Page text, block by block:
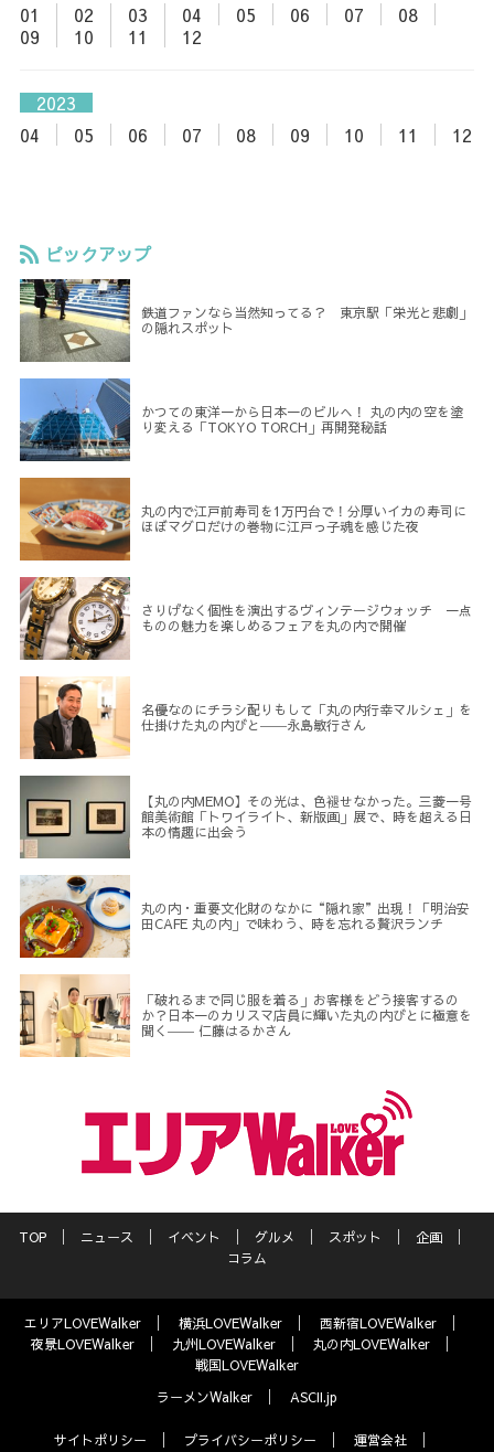
01
02 03 04 05 06 07
08
09
10 11 12
2023
04
05 06 07 08 09 10 11 12
ピックアップ
鉄道ファンなら当然知ってる？ 東京駅「栄光と悲劇」
の隠れスポット
かつての東洋一から日本一のビルへ！ 丸の内の空を塗
り変える「TOKYO TORCH」再開発秘話
丸の内で江戸前寿司を1万円台で！分厚いイカの寿司に
ほぼマグロだけの巻物に江戸っ子魂を感じた夜
さりげなく個性を演出するヴィンテージウォッチ 一点
ものの魅力を楽しめるフェアを丸の内で開催
名優なのにチラシ配りもして「丸の内行幸マルシェ」を
仕掛けた丸の内びと――永島敏行さん
【丸の内MEMO】その光は、色褪せなかった。三菱一号
館美術館「トワイライト、新版画」展で、時を超える日
本の情趣に出会う
丸の内・重要文化財のなかに“隠れ家”出現！「明治安
田CAFE 丸の内」で味わう、時を忘れる贅沢ランチ
「破れるまで同じ服を着る」お客様をどう接客するの
か？日本一のカリスマ店員に輝いた丸の内びとに極意を
聞く―― 仁藤はるかさん
TOP ニュース イベント グルメ スポット
企画
コラム
エリアLOVEWalker 横浜LOVEWalker
西新宿LOVEWalker
夜景LOVEWalker
九州LOVEWalker
丸の内LOVEWalker
戦国LOVEWalker
ラーメンWalker
ASCII.jp
サイトポリシー プライバシーポリシー
運営会社